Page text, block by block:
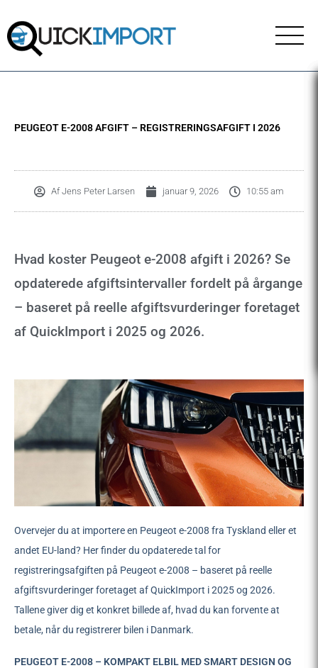
indholdet
PEUGEOT E-2008 AFGIFT – REGISTRERINGSAFGIFT I 2026
AfJens Peter Larsen januar 9, 2026 10:55 am
Hvad koster Peugeot e-2008 afgift i 2026? Se
opdaterede afgiftsintervaller fordelt på årgange
– baseret på reelle afgiftsvurderinger foretaget
af QuickImport i 2025 og 2026.
Overvejer du at importere en Peugeot e-2008 fra Tyskland eller et
andet EU-land? Her finder du opdaterede tal for
registreringsafgiften på Peugeot e-2008 – baseret på reelle
afgiftsvurderinger foretaget af QuickImport i 2025 og 2026.
Tallene giver dig et konkret billede af, hvad du kan forvente at
betale, når du registrerer bilen i Danmark.
PEUGEOT E-2008 – KOMPAKT ELBIL MED SMART DESIGN OG